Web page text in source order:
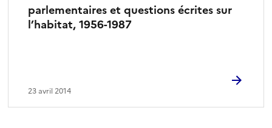
parlementaires et questions écrites sur
l’habitat, 1956-1987
23 avril 2014